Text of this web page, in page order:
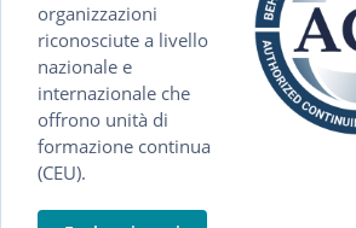
organizzazioni
riconosciute a livello
nazionale e
internazionale che
offrono unità di
formazione continua
(CEU).